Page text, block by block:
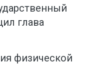
глава
физической